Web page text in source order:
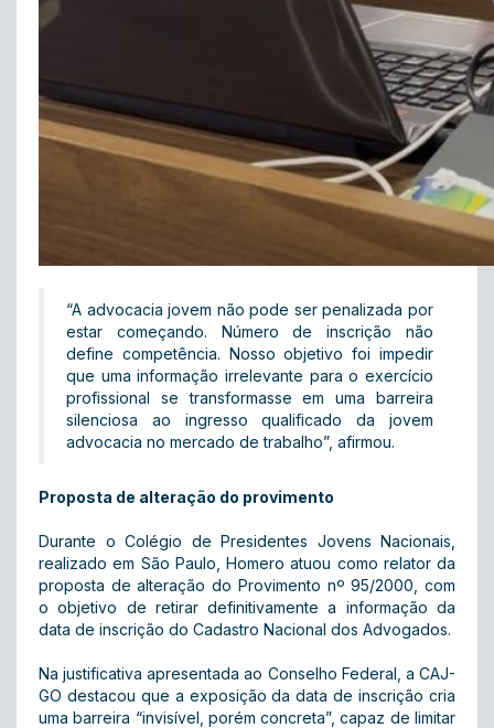
“A advocacia jovem não pode ser penalizada por
estar começando. Número de inscrição não
define competência. Nosso objetivo foi impedir
que uma informação irrelevante para o exercício
profissional se transformasse em uma barreira
silenciosa ao ingresso qualificado da jovem
advocacia no mercado de trabalho”, afirmou.
Proposta de alteração do provimento
Durante o Colégio de Presidentes Jovens Nacionais,
realizado em São Paulo, Homero atuou como relator da
proposta de alteração do Provimento nº 95/2000, com
o objetivo de retirar definitivamente a informação da
data de inscrição do Cadastro Nacional dos Advogados.
Na justificativa apresentada ao Conselho Federal, a CAJ-
GO destacou que a exposição da data de inscrição cria
uma barreira “invisível, porém concreta”, capaz de limitar